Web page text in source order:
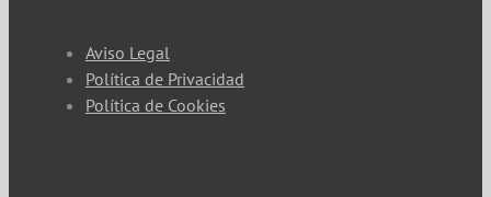
Aviso Legal
Política de Privacidad
Política de Cookies